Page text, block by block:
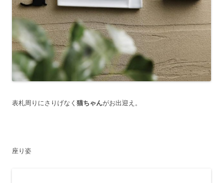
表札周りにさりげなく 猫ちゃんがお出迎え。
座り姿